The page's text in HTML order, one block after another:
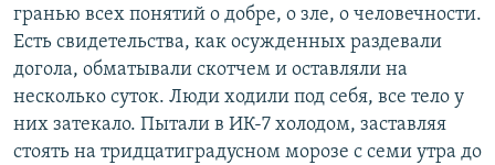
гранью всех понятий о добре, о зле, о человечности.
Есть свидетельства, как осужденных раздевали
догола, обматывали скотчем и оставляли на
несколько суток. Люди ходили под себя, все тело у
них затекало. Пытали в ИК-7 холодом, заставляя
стоять на тридцатиградусном морозе с семи утра до